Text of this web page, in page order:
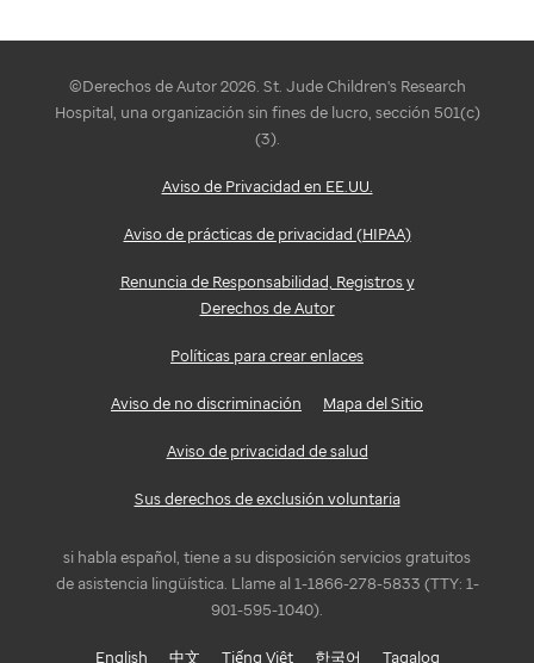
©Derechos de Autor 2026. St. Jude Children's Research
Hospital, una organización sin fines de lucro, sección 501(c)
(3).
Aviso de Privacidad en EE.UU.
Aviso de prácticas de privacidad (HIPAA)
Renuncia de Responsabilidad, Registros y
Derechos de Autor
Políticas para crear enlaces
Aviso de no discriminación Mapa del Sitio
Aviso de privacidad de salud
Sus derechos de exclusión voluntaria
si habla español, tiene a su disposición servicios gratuitos
de asistencia lingüística. Llame al 1-1866-278-5833 (TTY: 1-
901-595-1040).
English 中文 Tiếng Việt 한국어 Tagalog